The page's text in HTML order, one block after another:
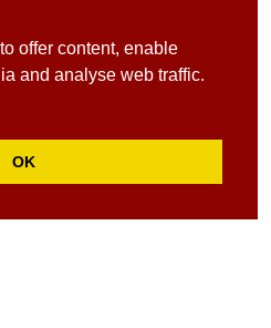
offer content, enable
and analyse web traffic.
OK